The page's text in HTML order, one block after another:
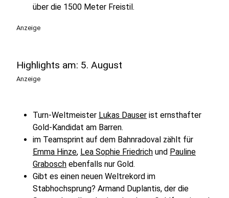
über die 1500 Meter Freistil.
Anzeige
Highlights am: 5. August
Anzeige
Turn-Weltmeister Lukas Dauser ist ernsthafter
Gold-Kandidat am Barren.
im Teamsprint auf dem Bahnradoval zählt für
Emma Hinze, Lea Sophie Friedrich und Pauline
Grabosch ebenfalls nur Gold.
Gibt es einen neuen Weltrekord im
Stabhochsprung? Armand Duplantis, der die